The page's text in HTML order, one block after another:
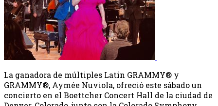
La ganadora de múltiples Latin GRAMMY® y
GRAMMY®, Aymée Nuviola, ofreció este sábado un
concierto en el Boettcher Concert Hall de la ciudad de